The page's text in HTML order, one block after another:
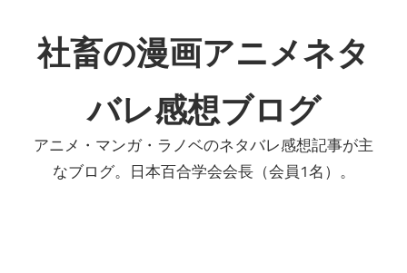
ン
テ
へ
社畜の漫画アニメネタ
バレ感想ブログ
アニメ・マンガ・ラノベのネタバレ感想記事が主
なブログ。日本百合学会会長（会員1名）。